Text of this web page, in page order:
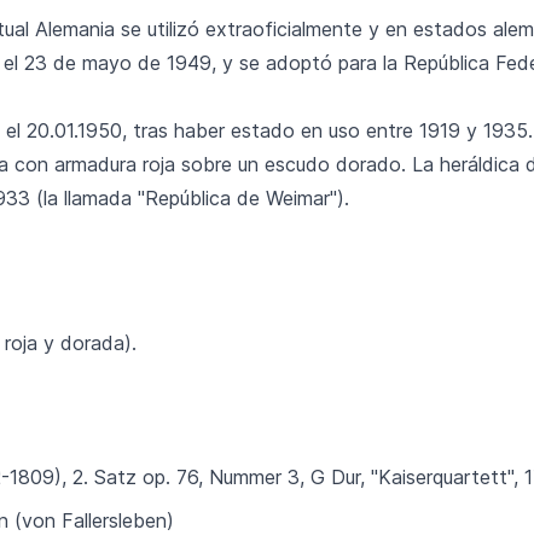
Alemania se utilizó extraoficialmente y en estados
23 de mayo de 1949, y se adoptó para la República
20.01.1950, tras haber estado en uso entre 1919 y
con armadura roja sobre un escudo dorado. La heráldica
(la llamada "República de Weimar").
roja y dorada).
2. Satz op. 76, Nummer 3, G Dur, "Kaiserquartett",
(von Fallersleben)